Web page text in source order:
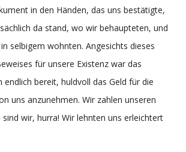
in den Händen, das uns bestätigte,
da stand, wo wir behaupteten, und
selbigem wohnten. Angesichts dieses
für unsere Existenz war das
endlich bereit, huldvoll das Geld für die
uns anzunehmen. Wir zahlen unseren
wir, hurra! Wir lehnten uns erleichtert